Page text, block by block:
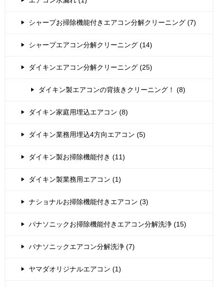
シャープお掃除機能付きエアコン分解クリーニング (7)
シャープエアコン分解クリーニング (14)
ダイキンエアコン分解クリーニング (25)
ダイキン製エアコンの背抜きクリーニング！ (8)
ダイキン家庭用埋込エアコン (8)
ダイキン業務用埋込4方向エアコン (5)
ダイキン製お掃除機能付き (11)
ダイキン製業務用エアコン (1)
ナショナルお掃除機能付きエアコン (3)
パナソニックお掃除機能付きエアコン分解洗浄 (15)
パナソニックエアコン分解洗浄 (7)
ヤマダオリジナルエアコン (1)